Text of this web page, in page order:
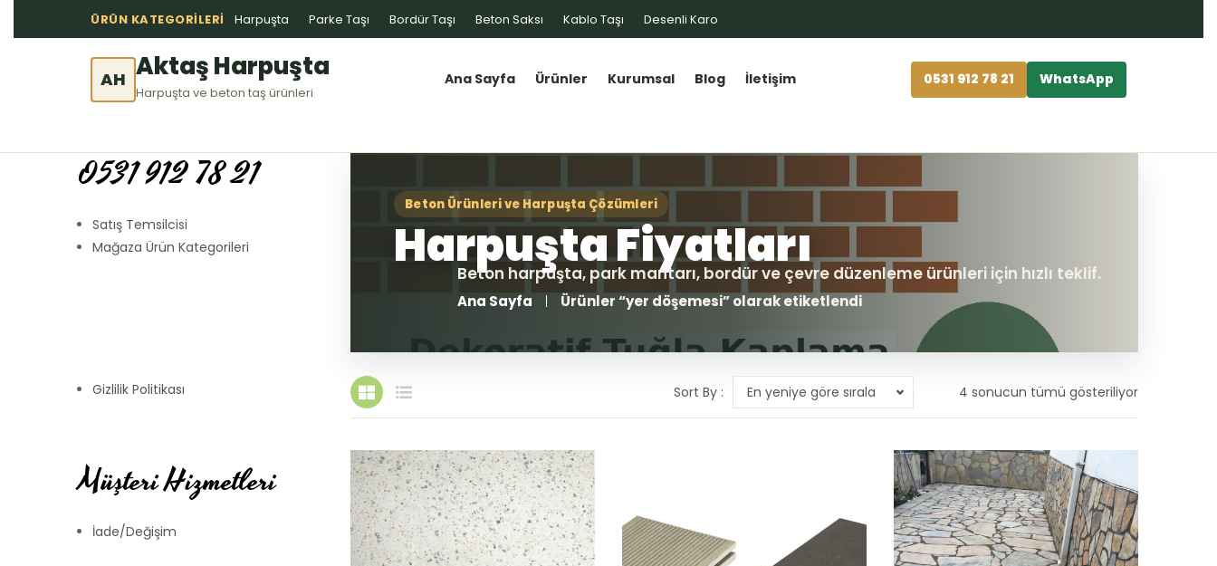
ÜRÜN KATEGORILERI Harpuşta Parke Taşı Bordür Taşı Beton Saksı Kablo Taşı Desenli Karo
AH Aktaş Harpuşta
Harpuşta ve beton taş ürünleri
Ana Sayfa Ürünler Kurumsal Blog İletişim 0531 912 78 21 WhatsApp
0531 912 78 21
Satış Temsilcisi
Mağaza Ürün Kategorileri
Gizlilik Politikası
Müşteri Hizmetleri
İade/Değişim
Ana Sayfa Ürünler “yer döşemesi” olarak etiketlendi
4 sonucun tümü gösteriliyor
Sort By : En yeniye göre sırala